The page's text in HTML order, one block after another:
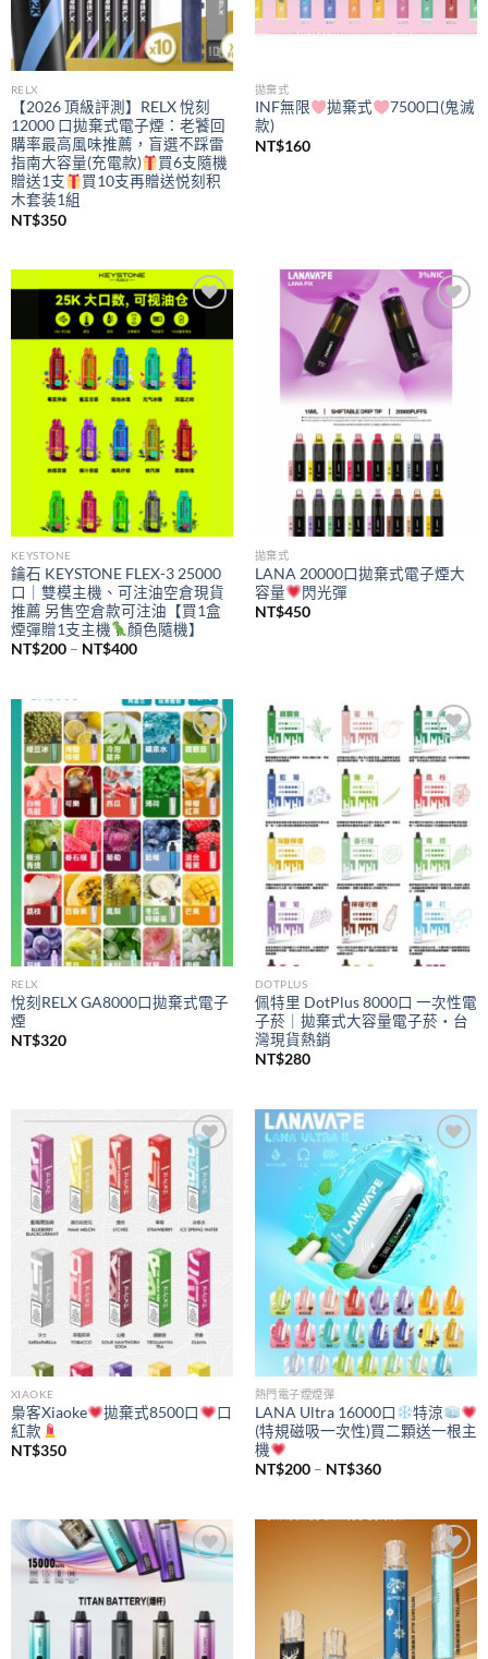
RELX
【2026 頂級評測】RELX 悅刻
12000 口拋棄式電子煙：老饕回
購率最高風味推薦，盲選不踩雷
指南大容量(充電款)
買6支隨機
贈送1支
買10支再贈送悦刻积
木套装1組
NT$350
拋棄式
INF無限 拋棄式
7500口(鬼滅
款)
NT$160
Add to
wishlist
KEYSTONE
鑰石 KEYSTONE FLEX-3 25000
口｜雙模主機、可注油空倉現貨
推薦 另售空倉款可注油【買1盒
煙彈贈1支主機
顏色隨機】
NT$200 – NT$400價
NT$200
到
NT$400
Add to
wishlist
拋棄式
LANA 20000口拋棄式電子煙大
容量
閃光彈
NT$450
Add to
wishlist
RELX
悅刻RELX GA8000口拋棄式電子
煙
NT$320
Add to
DOTPLUS
佩特里 DotPlus 8000口 一次性電
子菸｜拋棄式大容量電子菸・台
灣現貨熱銷
NT$280
Add to
wishlist
XIAOKE
梟客Xiaoke 拋棄式8500口
口
紅款
NT$350
Add to
wishlist
熱門電子煙煙彈
LANA Ultra 16000口
特涼
(特規磁吸一次性)買二顆送一根主
機
NT$200 – NT$360價
NT$200
到
NT$360
Add to
Add to
wishlist